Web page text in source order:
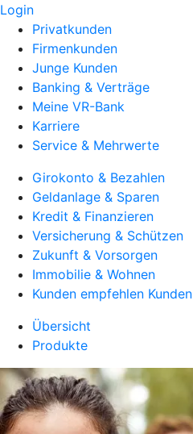
Login
Privatkunden
Firmenkunden
Junge Kunden
Banking & Verträge
Meine VR-Bank
Karriere
Service & Mehrwerte
Girokonto & Bezahlen
Geldanlage & Sparen
Kredit & Finanzieren
Versicherung & Schützen
Zukunft & Vorsorgen
Immobilie & Wohnen
Kunden empfehlen Kunden
Übersicht
Produkte